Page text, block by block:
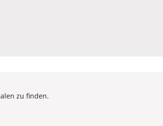
zu finden.